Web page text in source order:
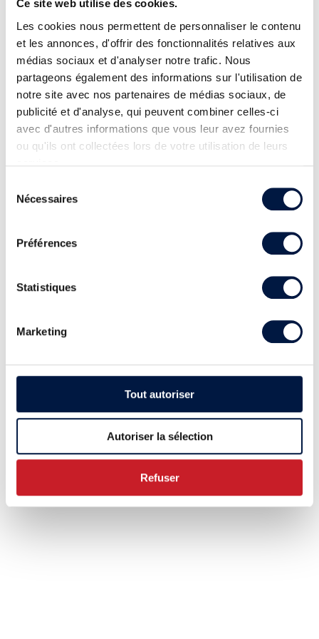
Ce site web utilise des cookies.
Les cookies nous permettent de personnaliser le contenu
et les annonces, d'offrir des fonctionnalités relatives aux
médias sociaux et d'analyser notre trafic. Nous
partageons également des informations sur l'utilisation de
notre site avec nos partenaires de médias sociaux, de
publicité et d'analyse, qui peuvent combiner celles-ci
avec d'autres informations que vous leur avez fournies
ou qu'ils ont collectées lors de votre utilisation de leurs
Nécessaires
Préférences
Statistiques
Marketing
Tout autoriser
Autoriser la sélection
Refuser